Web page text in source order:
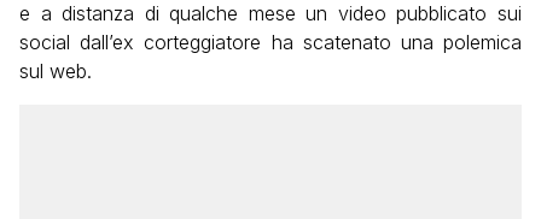
e a distanza di qualche mese un video pubblicato sui
social dall’ex corteggiatore ha scatenato una polemica
sul web.